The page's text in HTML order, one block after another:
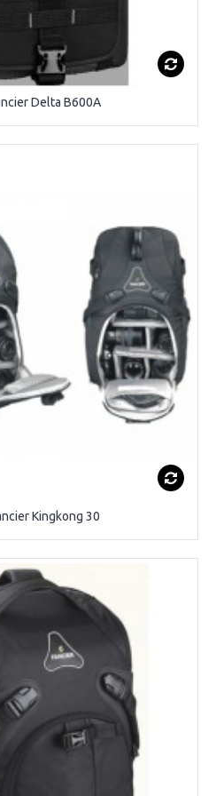
Delta B600A
Kingkong 30